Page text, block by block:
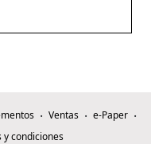
Ventas
e-Paper
y condiciones